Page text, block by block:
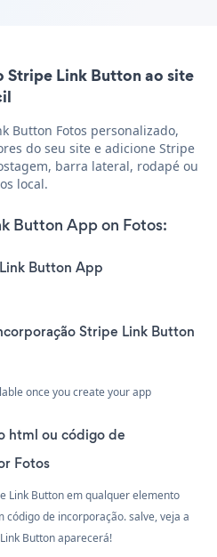
Link Button ao site
Button Fotos personalizado,
do seu site e adicione Stripe
barra lateral, rodapé ou
local.
Button App on Fotos:
Button App
Stripe Link Button
once you create your app
html ou código de
Fotos
Link Button em qualquer elemento
código de incorporação. salve, veja a
Button aparecerá!